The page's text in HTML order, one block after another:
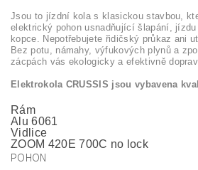
Jsou to jízdní kola s klasickou stavbou,
elektrický pohon usnadňující šlapání,
kopce. Nepotřebujete řidičský průkaz ani
Bez potu, námahy, výfukových plynů a
zácpách vás ekologicky a efektivně
Elektrokola CRUSSIS jsou vybavena
Rám
Alu 6061
Vidlice
ZOOM 420E 700C no lock
POHON